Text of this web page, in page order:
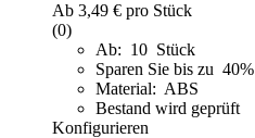
Ab 3,49 € pro Stück
(0)
Ab: 10 Stück
Sparen Sie bis zu 40%
Material: ABS
Bestand wird geprüft
Konfigurieren